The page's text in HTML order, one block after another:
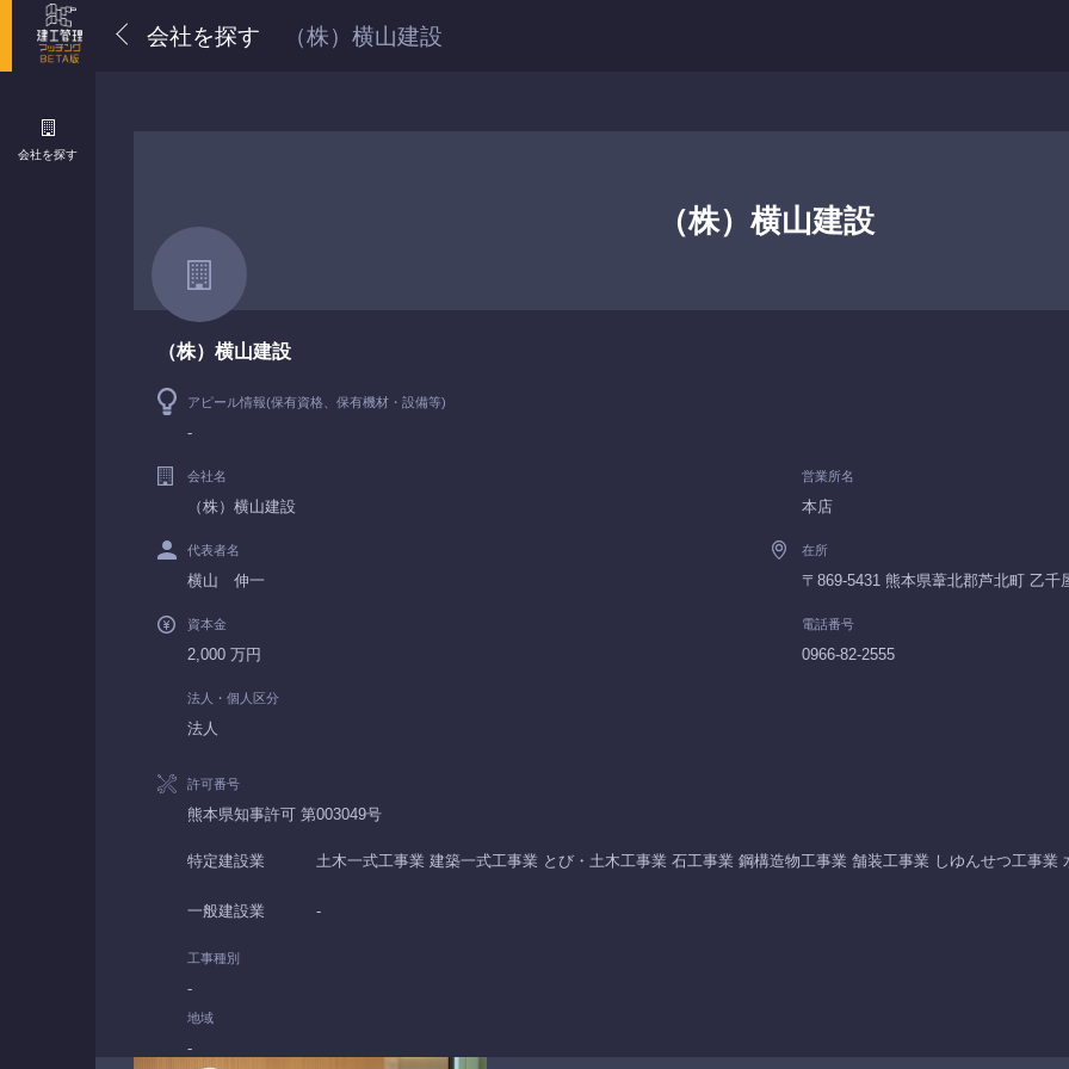
会社を探す （株）横山建設
（株）横山建設
（株）横山建設
アピール情報(保有資格、保有機材・設備等)
-
会社名
（株）横山建設
代表者名
横山 伸一
資本金
2,000 万円
法人・個人区分
法人
営業所名
本店
在所
〒869-5431 熊本県葦北郡芦北町 乙千
電話番号
0966-82-2555
許可番号
熊本県知事許可 第003049号
特定建設業 土木一式工事業 建築一式工事業 とび・土木工事業 石工事業 鋼構造物工事業 舗装工事業 しゆんせつ工事業
一般建設業 -
工事種別
-
地域
-
会社を探す